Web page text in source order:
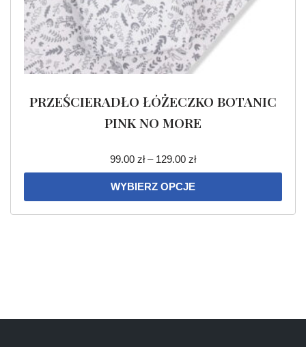
PRZEŚCIERADŁO ŁÓŻECZKO BOTANIC
PINK NO MORE
99.00 zł – 129.00 zł
WYBIERZ OPCJE